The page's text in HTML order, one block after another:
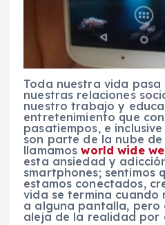
Toda nuestra vida
nuestras relaciones
nuestro trabajo y
entretenimiento que
pasatiempos, e
son parte de la nube
llamamosworld wide
esta ansiedad y
smartphones; sentimos
estamos conectados,
vida se termina cuando
a alguna pantalla, pero
aleja de la realidad por